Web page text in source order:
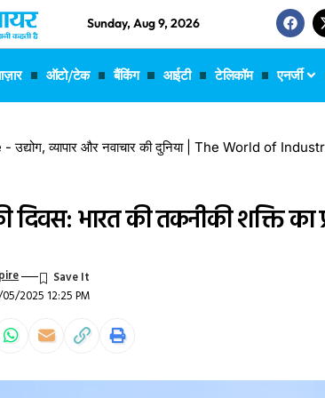
Sunday, Aug 9, 2026
ऑटो/टेक बैंकिंग आईटी टेलिकॉम एनर्जी
व्यापार और नवाचार की दुनिया | The World of
दिवस: भारत की तकनीकी शक्ति का
2025 12:25 PM